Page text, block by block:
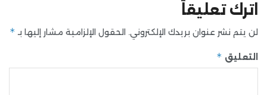
اترك تعليقاً
لن يتم نشر عنوان بريدك الإلكتروني. الحقول الإلزامية مشار إليها بـ *
التعليق *